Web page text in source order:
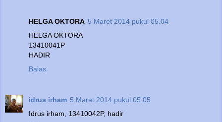
HELGA OKTORA 5 Maret 2014 pukul 05.04
HELGA OKTORA
13410041P
HADIR
Balas
idrus irham 5 Maret 2014 pukul 05.05
Idrus irham, 13410042P, hadir